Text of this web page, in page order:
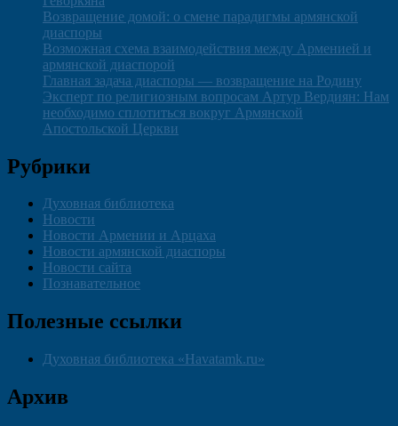
Возвращение домой: о смене парадигмы армянской
диаспоры
Возможная схема взаимодействия между Арменией и
армянской диаспорой
Главная задача диаспоры — возвращение на Родину
Эксперт по религиозным вопросам Артур Вердиян: Нам
необходимо сплотиться вокруг Армянской
Апостольской Церкви
Рубрики
Духовная библиотека
Новости
Новости Армении и Арцаха
Новости армянской диаспоры
Новости сайта
Познавательное
Полезные ссылки
Духовная библиотека «Havatamk.ru»
Архив